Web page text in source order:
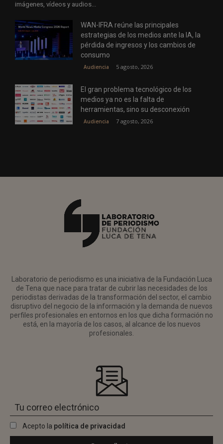
imágenes, vídeos y audios...
WAN-IFRA reúne las principales
estrategias de los medios ante la IA, la
pérdida de ingresos y los cambios de
consumo
Audiencia 5 agosto, 2026
El gran problema tecnológico de los
medios ya no es la falta de
herramientas, sino su desconexión
Audiencia 7 agosto, 2026
Laboratorio de periodismo es una iniciativa de la Fundación Luca
de Tena que nace para tratar de cubrir las necesidades de los
periodistas derivadas de la transformación del sector, el cambio
disruptivo del negocio de la información y la demanda de nuevos
perfiles profesionales en entornos en los que dicha formación no
está, en la mayoría de los casos, al alcance de los nuevos
profesionales.
Acepto la política de privacidad